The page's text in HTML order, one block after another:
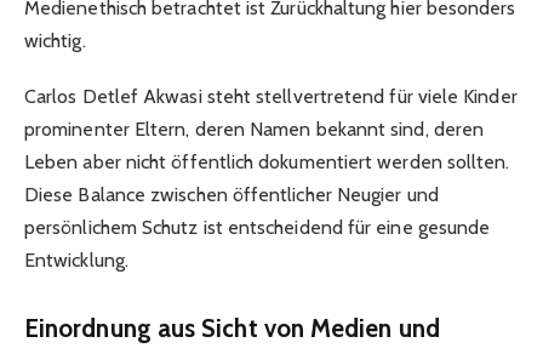
Medienethisch betrachtet ist Zurückhaltung hier besonders
wichtig.
Carlos Detlef Akwasi steht stellvertretend für viele Kinder
prominenter Eltern, deren Namen bekannt sind, deren
Leben aber nicht öffentlich dokumentiert werden sollten.
Diese Balance zwischen öffentlicher Neugier und
persönlichem Schutz ist entscheidend für eine gesunde
Entwicklung.
Einordnung aus Sicht von Medien und